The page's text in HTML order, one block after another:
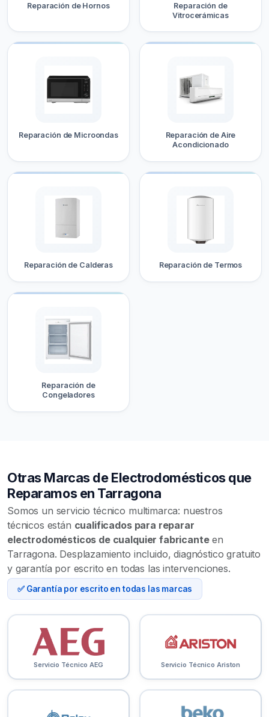
Reparación de Hornos
Reparación de
Vitrocerámicas
Reparación de Microondas
Reparación de Aire
Acondicionado
Reparación de Calderas Reparación de Termos
Reparación de
Congeladores
Otras Marcas de Electrodomésticos que
Reparamos en Tarragona
Somos un servicio técnico multimarca: nuestros
técnicos están cualificados para reparar
electrodomésticos de cualquier fabricanteen
Tarragona. Desplazamiento incluido, diagnóstico gratuito
y garantía por escrito en todas las intervenciones.
✅ Garantía por escrito en todas las marcas
Servicio Técnico AEG Servicio Técnico Ariston